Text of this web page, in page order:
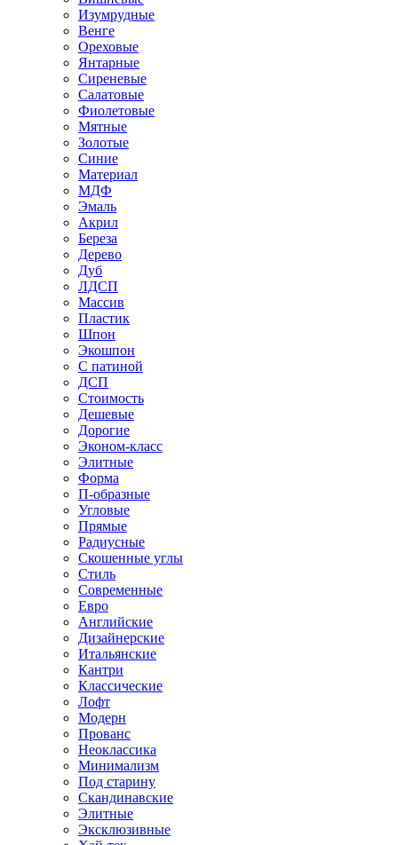
Изумрудные
Венге
Ореховые
Янтарные
Сиреневые
Салатовые
Фиолетовые
Мятные
Золотые
Синие
Материал
МДФ
Эмаль
Акрил
Береза
Дерево
Дуб
ЛДСП
Массив
Пластик
Шпон
Экошпон
С патиной
ДСП
Стоимость
Дешевые
Дорогие
Эконом-класс
Элитные
Форма
П-образные
Угловые
Прямые
Радиусные
Скошенные углы
Стиль
Современные
Евро
Английские
Дизайнерские
Итальянские
Кантри
Классические
Лофт
Модерн
Прованс
Неоклассика
Минимализм
Под старину
Скандинавские
Элитные
Эксклюзивные